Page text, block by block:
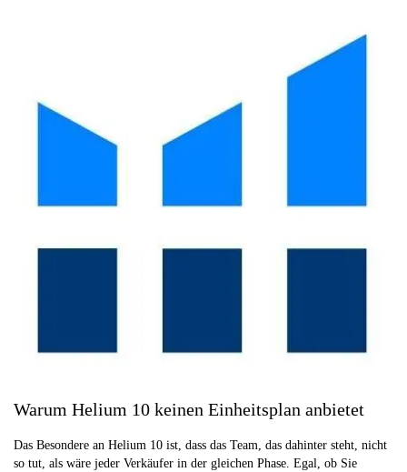
Warum Helium 10 keinen Einheitsplan anbietet
Das Besondere an Helium 10 ist, dass das Team, das dahinter steht, nicht
so tut, als wäre jeder Verkäufer in der gleichen Phase. Egal, ob Sie